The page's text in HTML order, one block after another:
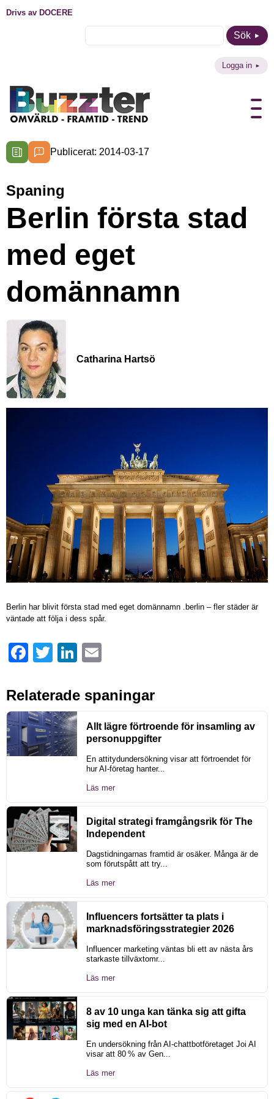
Drivs av DOCERE
Sök
Logga in
Publicerat: 2014-03-17
Spaning
Berlin första stad
med eget
domännamn
Catharina Hartsö
Berlin har blivit första stad med eget domännamn .berlin – fler städer är
väntade att följa i dess spår.
FacebookTwitter LinkedIn
Relaterade spaningar
Allt lägre förtroende för insamling av
personuppgifter
En attitydundersökning visar att förtroendet för
hur AI-företag hanter...
Läs mer
Digital strategi framgångsrik för The
Independent
Dagstidningarnas framtid är osäker. Många är de
som förutspått att try...
Läs mer
Influencers fortsätter ta plats i
marknadsföringsstrategier 2026
Influencer marketing väntas bli ett av nästa års
starkaste tillväxtomr...
Läs mer
8 av 10 unga kan tänka sig att gifta
sig med en AI-bot
En undersökning från AI-chattbotföretaget Joi AI
visar att 80 % av Gen...
Läs mer